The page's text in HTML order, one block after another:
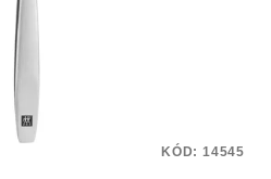
KÓD: 14545